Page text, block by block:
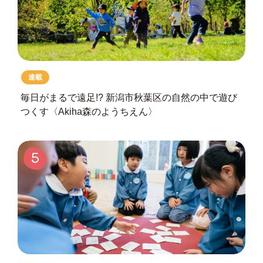
連載
毎日がまるで遠足!? 新潟市秋葉区の自然の中で遊び
つくす 〈Akiha森のようちえん〉
5